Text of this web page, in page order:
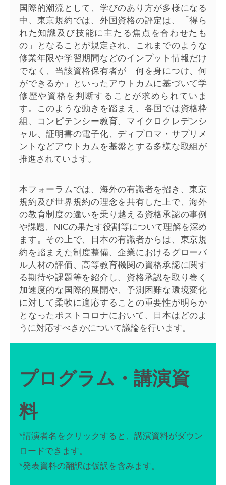
国際的潮流として、学びのあり方が多様になる
中、東京規約では、外国資格の評定は、「得ら
れた知識及び技能に主たる焦点を合わせたも
の」となることが規定され、これまでのような
修業年限や学習期間などのインプット情報だけ
でなく、当該資格保有者が「何を身につけ、何
ができるか」といったアウトカムに基づいて学
修歴や資格を判断することが求められていま
す。このような動きを踏まえ、各国では資格枠
組、コンピテンシー教育、マイクロクレデンシ
ャル、証明書の電子化、ディプロマ・サプリメ
ントなどアウトカムを基盤とする多様な取組が
推進されています。
本フォーラムでは、海外の有識者を招き、東京
規約及び世界規約の理念を共有した上で、海外
の教育制度の違いを乗り越える資格承認の事例
や課題、NICの果たす役割等について理解を深め
ます。その上で、日本の有識者からは、東京規
約を踏まえた制度整備、企業におけるグローバ
ル人材の評価、高等教育機関の資格承認に関す
る期待や課題等を紹介し、資格承認を取り巻く
加速度的な国際的展開や、予測困難な環境変化
に対して柔軟に適応することの重要性が明らか
となったポストコロナにおいて、日本はどのよ
うに対応すべきかについて議論を行います。
プログラム・講演資
料
*講演者名をクリックすると、講演資料がダウン
ロードできます。
*発表資料の翻訳は仮訳を含みます。